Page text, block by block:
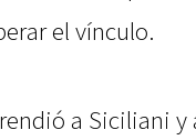
el vínculo.
a Siciliani y